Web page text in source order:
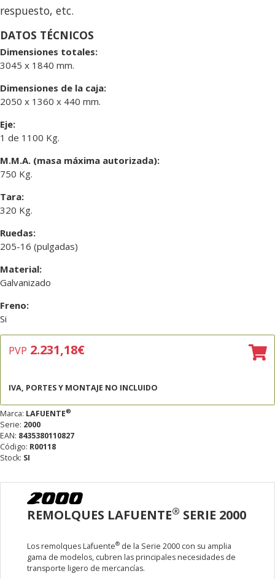
respuesto, etc.
DATOS TÉCNICOS
Dimensiones totales:
3045 x 1840 mm.
Dimensiones de la caja:
2050 x 1360 x 440 mm.
Eje:
1 de 1100 Kg.
M.M.A. (masa máxima autorizada):
750 Kg.
Tara:
320 Kg.
Ruedas:
205-16 (pulgadas)
Material:
Galvanizado
Freno:
Si
PVP 2.231,18€
IVA, PORTES Y MONTAJE NO INCLUIDO
Marca: LAFUENTE®
Serie: 2000
EAN: 8435380110827
Código: R00118
Stock: SI
REMOLQUES LAFUENTE® SERIE 2000
Los remolques Lafuente®de la Serie 2000 con su amplia
gama de modelos, cubren las principales necesidades de
transporte ligero de mercancías.